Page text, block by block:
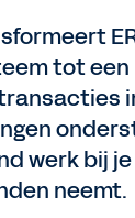
tot
werk bij
neemt.